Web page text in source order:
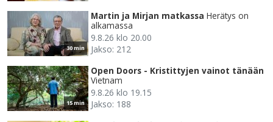
30 min
Martin ja Mirjan matkassa Herätys on
alkamassa
9.8.26 klo 20.00
Jakso: 212
15 min
Open Doors - Kristittyjen vainot tänään
Vietnam
9.8.26 klo 19.15
Jakso: 188